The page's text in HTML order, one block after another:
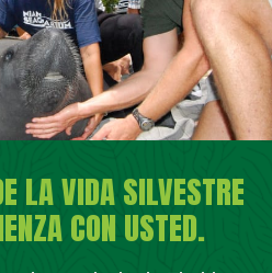
LA VIDA SILVESTRE
CON USTED.